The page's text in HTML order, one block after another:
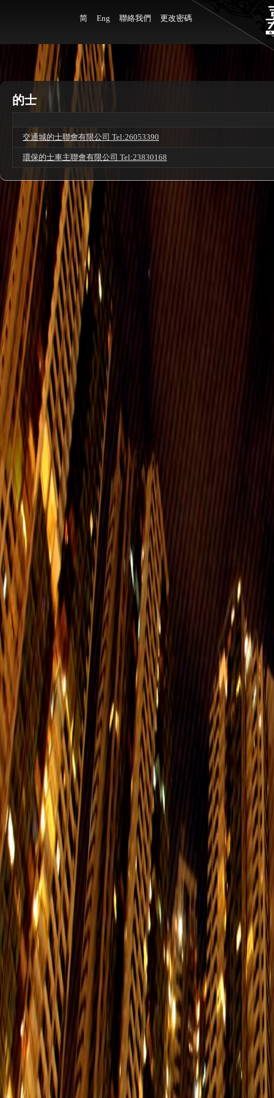
简 Eng 聯絡我們 更改密碼
的士
交通城的士聯會有限公司 Tel:26053390
環保的士車主聯會有限公司 Tel:23830168